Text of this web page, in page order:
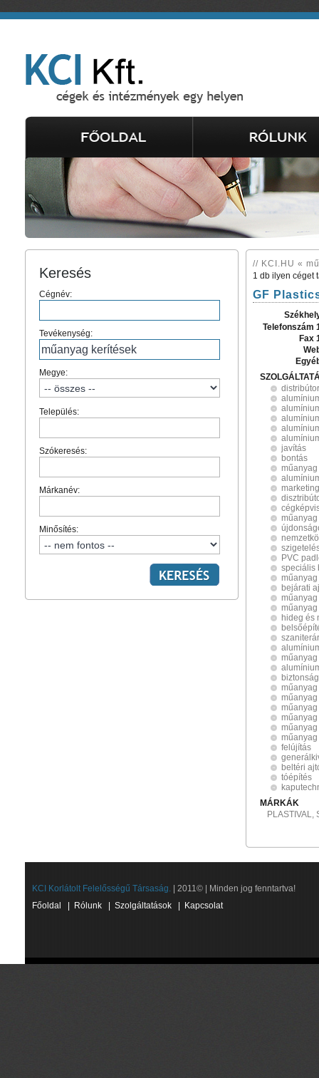
Keresés
Cégnév:
Tevékenység:
Megye:
Település:
Szókeresés:
Márkanév:
Minősítés:
// KCI.HU «
1 db ilyen céget
GF
Telefonszám
Fax
distribútor
javítás
bontás
marketing
PVC
speciális
bejárati
hideg és
felújítás
beltéri
tóépítés
MÁRKÁK
PLASTIVAL,
KCI Korlátolt Felelősségű Társaság. | 2011© | Minden jog fenntartva!
Főoldal
Rólunk Szolgáltatások Kapcsolat